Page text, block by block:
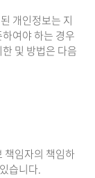
개인정보는 지
여야 하는 경우
및 방법은 다음
책임자의 책임하
습니다.